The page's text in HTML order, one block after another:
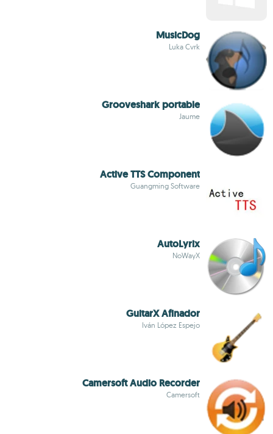
MusicDog
Luka Cvrk
Grooveshark portable
Jaume
Active TTS Component
Guangming Software
AutoLyrix
NoWayX
GuitarX Afinador
Iván López Espejo
Camersoft Audio Recorder
Camersoft